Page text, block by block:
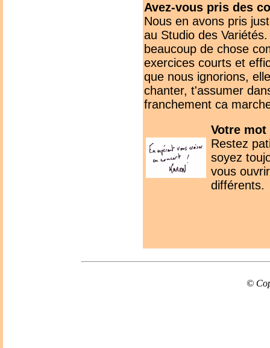
Avez-vous pris des
Nous en avons pris
au Studio des
beaucoup de chose
exercices courts et
que nous ignorions,
chanter, t'assumer
franchement ca
Votre
Restez
soyez
vous
différents.
©